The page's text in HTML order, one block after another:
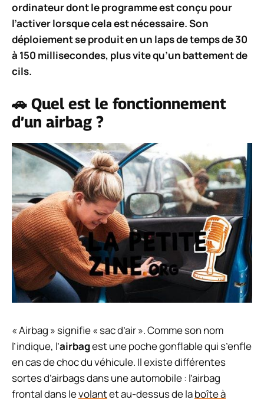
ordinateur dont le programme est conçu pour
l’activer lorsque cela est nécessaire. Son
déploiement se produit en un laps de temps de 30
à 150 millisecondes, plus vite qu’un battement de
cils.
🚗 Quel est le fonctionnement
d’un airbag ?
« Airbag » signifie « sac d’air ». Comme son nom
l’indique, l’airbagest une poche gonflable qui s’enfle
en cas de choc du véhicule. Il existe différentes
sortes d’airbags dans une automobile : l’airbag
frontal dans levolantet au-dessus de laboîte à